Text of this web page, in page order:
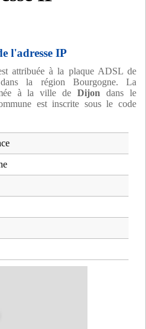
l'adresse IP
attribuée à la plaque ADSL de
la région Bourgogne. La
à la ville deDijon dans le
est inscrite sous le code